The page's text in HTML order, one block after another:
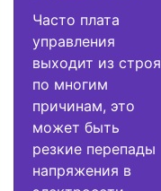
Часто плата
управления
выходит из строя
по многим
причинам, это
может быть
резкие перепады
напряжения в